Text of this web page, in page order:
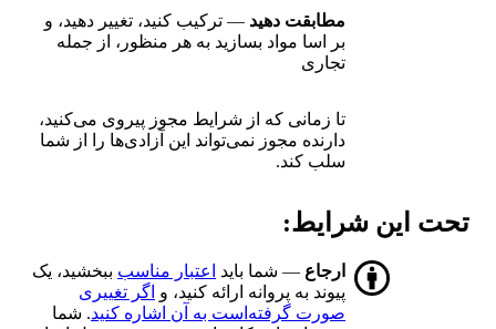
مطابقت دهید — ترکیب کنید، تغییر دهید، و
بر اسا مواد بسازید به هر منظور، از جمله
تجاری
تا زمانی که از شرایط مجوز پیروی می‌کنید،
دارنده مجوز نمی‌تواند این آزادی‌ها را از شما
سلب کند.
تحت این شرایط:
ارجاع — شما باید اعتبار مناسب ببخشید، یک
پیوند به پروانه ارائه کنید، و اگر تغییری
صورت گرفته‌است به آن اشاره کنید. شما